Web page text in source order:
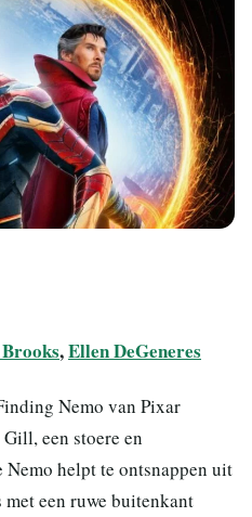
,Ellen DeGeneres
Nemo van Pixar
een stoere en
helpt te ontsnappen uit
een ruwe buitenkant